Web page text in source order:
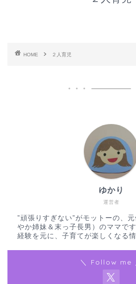
HOME ２人育児
運営者
ゆかり
”頑張りすぎない”がモットーの、
やか姉妹＆末っ子長男）のママで
経験を元に、子育てが楽しくなる
＼ Follow me